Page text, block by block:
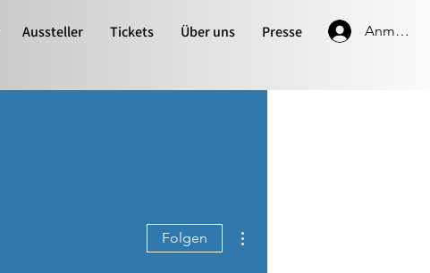
Aussteller Tickets Über uns Presse
Folgen